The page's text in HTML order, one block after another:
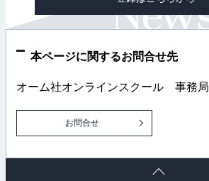
ン
本ページに関するお問合せ先
オーム社オンラインスクール 事務局
お問合せ